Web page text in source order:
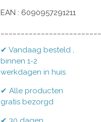
EAN : 6090957291211
✔ Vandaag besteld ,
binnen 1-2
werkdagen in huis
✔ Alle producten
gratis bezorgd